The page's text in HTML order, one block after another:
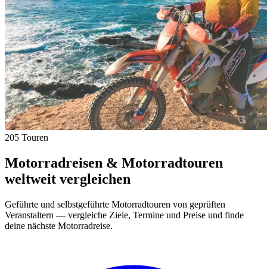
205 Touren
Motorradreisen & Motorradtouren
weltweit vergleichen
Geführte und selbstgeführte Motorradtouren von geprüften
Veranstaltern — vergleiche Ziele, Termine und Preise und finde
deine nächste Motorradreise.